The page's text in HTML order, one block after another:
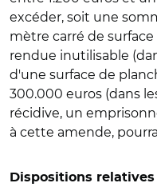
excéder, soit une
mètre carré de
rendue inutilisable
d'une surface de
300.000 euros (dans
récidive, un
à cette amende,
Dispositions